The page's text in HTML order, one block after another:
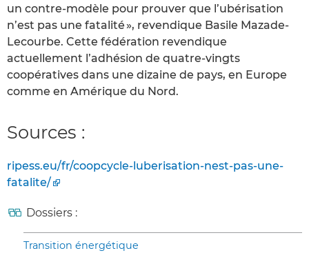
un contre-modèle pour prouver que l’ubérisation
n’est pas une fatalité », revendique Basile Mazade-
Lecourbe. Cette fédération revendique
actuellement l’adhésion de quatre-vingts
coopératives dans une dizaine de pays, en Europe
comme en Amérique du Nord.
Sources :
ripess.eu/fr/coopcycle-luberisation-nest-pas-une-
fatalite/
Dossiers :
Transition énergétique